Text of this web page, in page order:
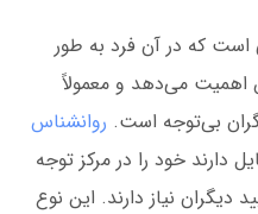
که در آن فرد به طور
اهمیت می‌دهد و معمولاً
بی‌توجه است. روانشناس
دارند خود را در مرکز توجه
دیگران نیاز دارند. این نوع